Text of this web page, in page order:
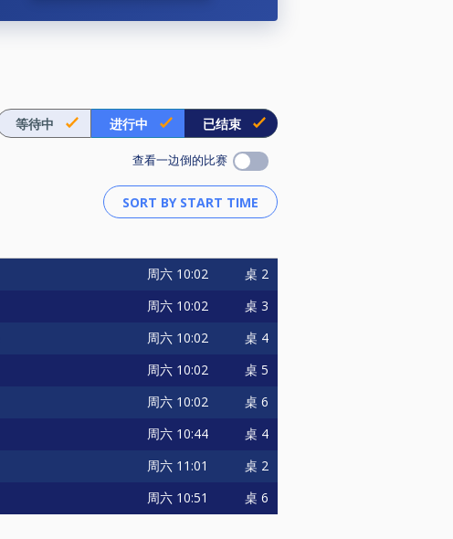
等待中 进行中 已结束
查看一边倒的比赛
周六 10:02 桌 2
周六 10:02 桌 3
周六 10:02 桌 4
周六 10:02 桌 5
周六 10:02 桌 6
周六 10:44 桌 4
周六 11:01 桌 2
周六 10:51 桌 6